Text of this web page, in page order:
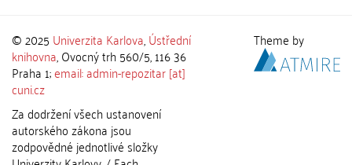
© 2025 Univerzita Karlova,Ústřední
knihovna, Ovocný trh 560/5, 116 36
Praha 1;email: admin-repozitar [at]
cuni.cz
Za dodržení všech ustanovení
autorského zákona jsou
zodpovědné jednotlivé složky
Theme by